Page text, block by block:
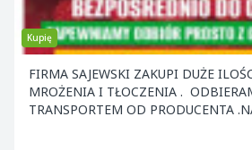
Kupię
FIRMA SAJEWSKI ZAKUPI DUŻE
MROŻENIA I TŁOCZENIA .
TRANSPORTEM OD PRODUCENTA